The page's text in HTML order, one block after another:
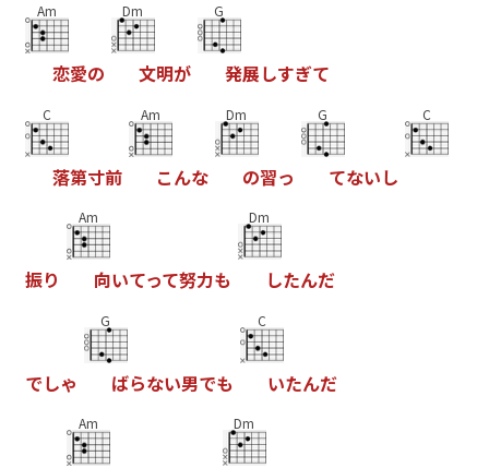
Am
恋愛の
Dm
文明が
G
発展しすぎて
C
落第寸前
Am
こんな
Dm
の習っ
G
てないし
C
振り
Am
向いてって努力も
Dm
したんだ
でしゃ
G
ばらない男でも
C
いたんだ
Am Dm